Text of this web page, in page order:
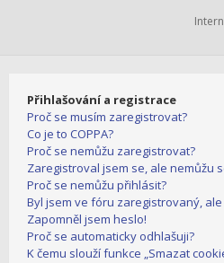
Přihlašování a registrace
Proč se musím zaregistrovat?
Co je to COPPA?
Proč se nemůžu zaregistrovat?
Zaregistroval jsem se, ale nemůžu
Proč se nemůžu přihlásit?
Byl jsem ve fóru zaregistrovaný,
Zapomněl jsem heslo!
Proč se automaticky odhlašuji?
K čemu slouží funkce „Smazat